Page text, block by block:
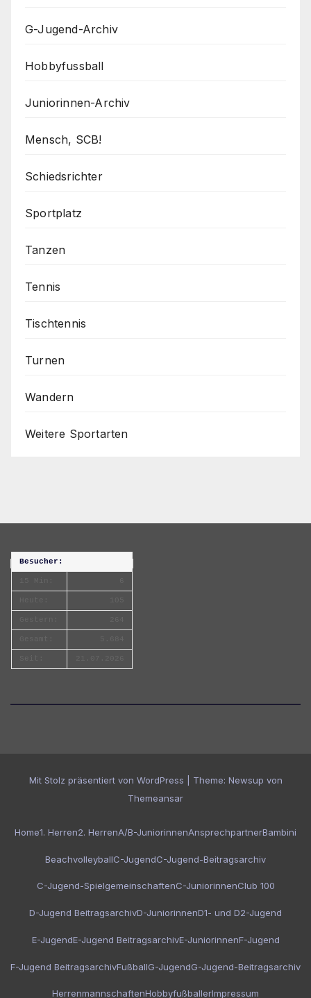
G-Jugend-Archiv
Hobbyfussball
Juniorinnen-Archiv
Mensch, SCB!
Schiedsrichter
Sportplatz
Tanzen
Tennis
Tischtennis
Turnen
Wandern
Weitere Sportarten
Besucher:
Mit Stolz präsentiert von WordPress Theme: Newsup von
Themeansar
Home1. Herren2. HerrenA/B-JuniorinnenAnsprechpartnerBambini
BeachvolleyballC-JugendC-Jugend-Beitragsarchiv
C-Jugend-SpielgemeinschaftenC-JuniorinnenClub 100
D-Jugend BeitragsarchivD-JuniorinnenD1- und D2-Jugend
E-JugendE-Jugend BeitragsarchivE-JuniorinnenF-Jugend
F-Jugend BeitragsarchivFußballG-JugendG-Jugend-Beitragsarchiv
HerrenmannschaftenHobbyfußballerImpressum